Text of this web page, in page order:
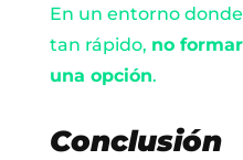
En un entorno
tan rápido, no
una opción.
Conclusión